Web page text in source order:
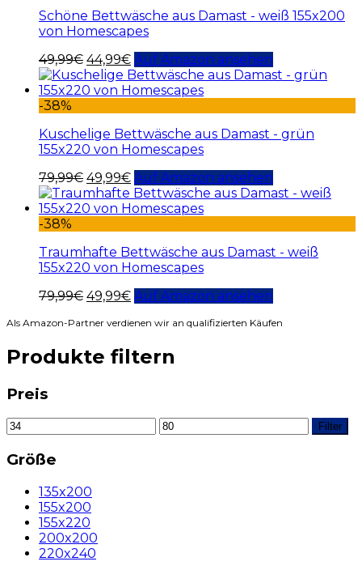
Schöne Bettwäsche aus Damast - weiß 155x200
von Homescapes
49,99€ 44,99€ Auf Amazon ansehen
-38%
Kuschelige Bettwäsche aus Damast - grün
155x220 von Homescapes
79,99€ 49,99€ Auf Amazon ansehen
-38%
Traumhafte Bettwäsche aus Damast - weiß
155x220 von Homescapes
79,99€ 49,99€ Auf Amazon ansehen
Als Amazon-Partner verdienen wir an qualifizierten Käufen
Produkte filtern
Preis
Filter
Größe
135x200
155x200
155x220
200x200
220x240